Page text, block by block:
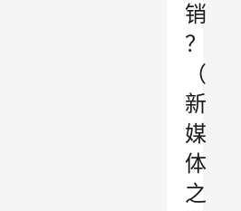
销
？
（
新
媒
体
之